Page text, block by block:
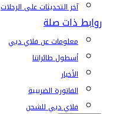
آخر التحديثات على الرحلات
روابط ذات صلة
معلومات عن فلاي دبي
أسطول طائراتنا
الأخبار
الفاتورة الضريبية
فلاي دبي للشحن